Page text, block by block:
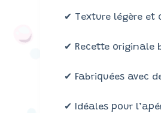
✔ Texture légère et
✔ Recette originale
✔ Fabriquées avec
✔ Idéales pour